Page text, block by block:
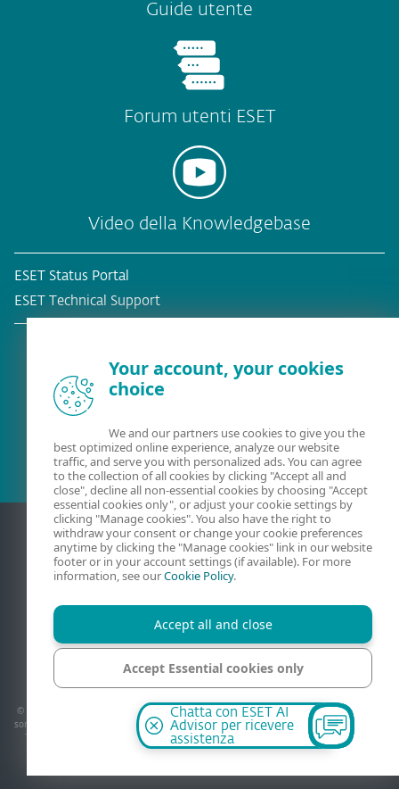
Guide utente
Forum utenti ESET
Video della Knowledgebase
ESET Status Portal
ESET Technical Support
Contatti Condizioni di vendita
Mappa del sito
© 1992 - 2026 ESET, spol. s r.o. - Tutti i diritti riservati, i marchi commerciali utilizzati
sono marchi commerciali o marchi registrati di ESET, spol. s r.o. o ESET North America.
Tutti gli altri nomi e marchi sono marchi registrati delle rispettive società. - ESET
ITALIA s.r.l. P.IVA 10707640966
Chatta con ESET AI
Advisor per ricevere
assistenza
Your account, your cookies
choice
We and our partners use cookies to give you the
best optimized online experience, analyze our website
traffic, and serve you with personalized ads. You can agree
to the collection of all cookies by clicking "Accept all and
close", decline all non-essential cookies by choosing "Accept
essential cookies only", or adjust your cookie settings by
clicking "Manage cookies". You also have the right to
withdraw your consent or change your cookie preferences
anytime by clicking the "Manage cookies" link in our website
footer or in your account settings (if available). For more
information, see ourCookie Policy.
Accept all and close
Accept Essential cookies only
Manage cookies